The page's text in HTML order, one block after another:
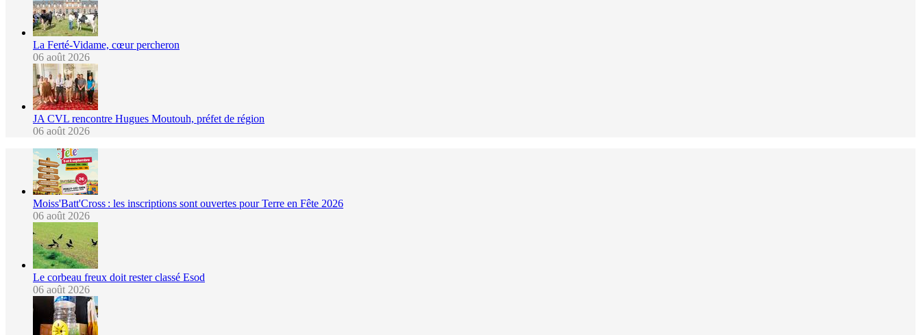
La Ferté-Vidame, cœur percheron
06 août 2026
JA CVL rencontre Hugues Moutouh, préfet de région
06 août 2026
Moiss'Batt'Cross : les inscriptions sont ouvertes pour Terre en Fête 2026
06 août 2026
Le corbeau freux doit rester classé Esod
06 août 2026